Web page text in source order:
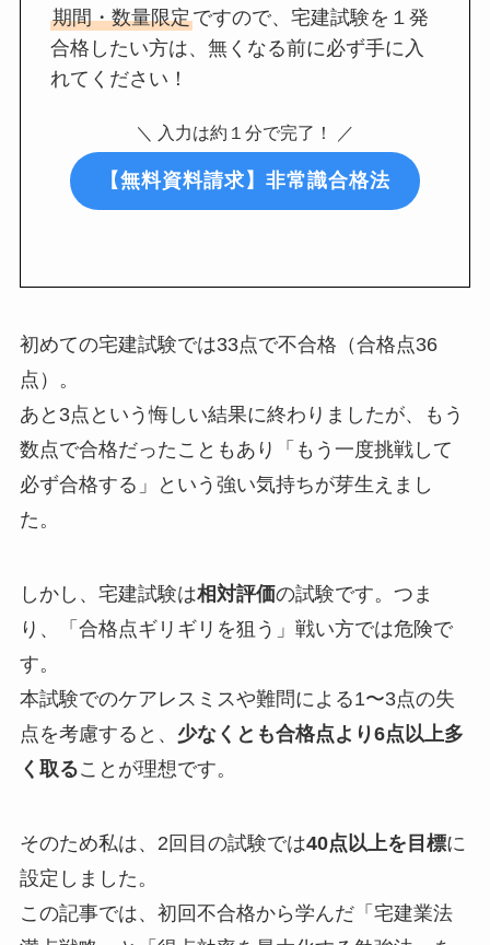
期間・数量限定ですので、宅建試験を１発
合格したい方は、無くなる前に必ず手に入
れてください！
＼ 入力は約１分で完了！ ／
【無料資料請求】非常識合格法
初めての宅建試験では33点で不合格（合格点36
点）。
あと3点という悔しい結果に終わりましたが、もう
数点で合格だったこともあり「もう一度挑戦して
必ず合格する」という強い気持ちが芽生えまし
た。
しかし、宅建試験は相対評価の試験です。つま
り、「合格点ギリギリを狙う」戦い方では危険で
す。
本試験でのケアレスミスや難問による1〜3点の失
点を考慮すると、 少なくとも合格点より6点以上多
く取ることが理想です。
そのため私は、2回目の試験では40点以上を目標に
設定しました。
この記事では、初回不合格から学んだ「宅建業法